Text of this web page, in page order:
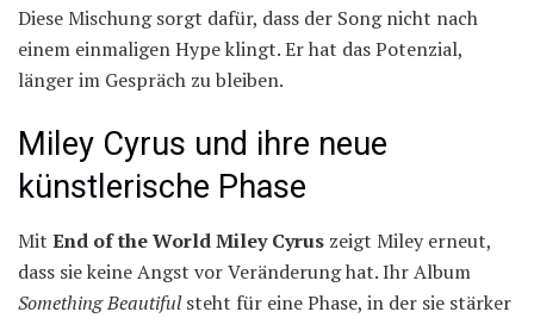
Diese Mischung sorgt dafür, dass der Song nicht nach
einem einmaligen Hype klingt. Er hat das Potenzial,
länger im Gespräch zu bleiben.
Miley Cyrus und ihre neue
künstlerische Phase
Mit End of the World Miley Cyrus zeigt Miley erneut,
dass sie keine Angst vor Veränderung hat. Ihr Album
Something Beautifulsteht für eine Phase, in der sie stärker